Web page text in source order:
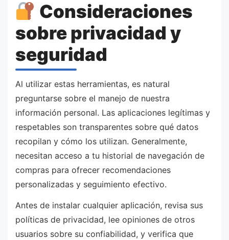
Consideraciones
sobre privacidad y
seguridad
Al utilizar estas herramientas, es natural
preguntarse sobre el manejo de nuestra
información personal. Las aplicaciones legítimas y
respetables son transparentes sobre qué datos
recopilan y cómo los utilizan. Generalmente,
necesitan acceso a tu historial de navegación de
compras para ofrecer recomendaciones
personalizadas y seguimiento efectivo.
Antes de instalar cualquier aplicación, revisa sus
políticas de privacidad, lee opiniones de otros
usuarios sobre su confiabilidad, y verifica que